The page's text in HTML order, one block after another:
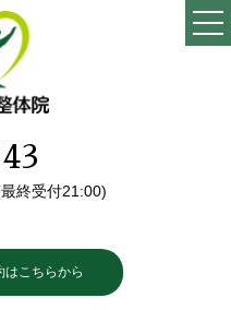
終受付21:00)
はこちらから